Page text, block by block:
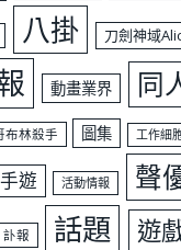
八掛 刀劍神域
動畫業界 同
布林殺手 圖集 工作細
手遊 活動情報 聲
訃報 話題 遊